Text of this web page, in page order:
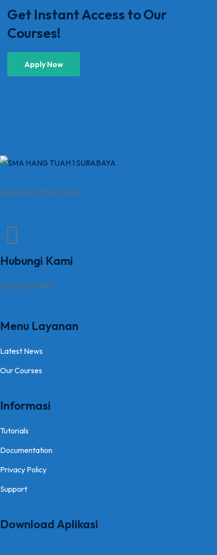
Get Instant Access to Our
Courses!
Apply Now
Tempatnya Para Juara !!
Hubungi Kami
( 031 ) 353 7810
Menu Layanan
Latest News
Our Courses
Informasi
Tutorials
Documentation
Privacy Policy
Support
Download Aplikasi